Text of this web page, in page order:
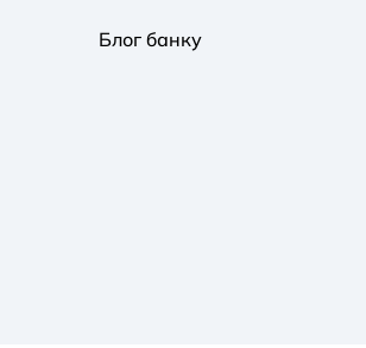
Блог банку